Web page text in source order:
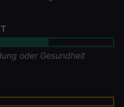
oder Gesundheit